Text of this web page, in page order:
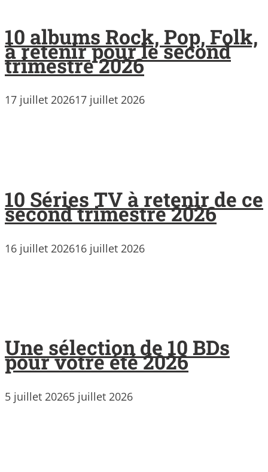
10 albums Rock, Pop, Folk,
à retenir pour le second
trimestre 2026
17 juillet 202617 juillet 2026
10 Séries TV à retenir de ce
second trimestre 2026
16 juillet 202616 juillet 2026
Une sélection de 10 BDs
pour votre été 2026
5 juillet 20265 juillet 2026